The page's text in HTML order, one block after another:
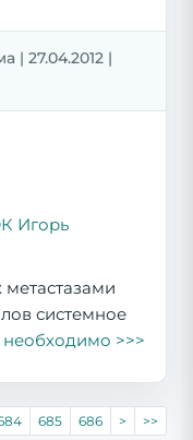
| 27.04.2012 |
Игорь
системное
>>>
685 686 > >>